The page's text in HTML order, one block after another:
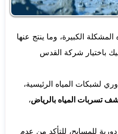
الكبيرة، وما ينتج عنها
باختيار شركة القدس
لشبكات المياه الرئيسية،
تسربات المياه بالرياض،
للمسابح، للتأكد من عدم